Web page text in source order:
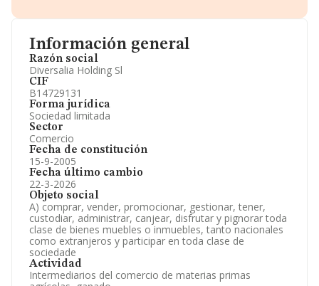
Información general
Razón social
Diversalia Holding Sl
CIF
B14729131
Forma jurídica
Sociedad limitada
Sector
Comercio
Fecha de constitución
15-9-2005
Fecha último cambio
22-3-2026
Objeto social
A) comprar, vender, promocionar, gestionar, tener,
custodiar, administrar, canjear, disfrutar y pignorar toda
clase de bienes muebles o inmuebles, tanto nacionales
como extranjeros y participar en toda clase de
sociedade
Actividad
Intermediarios del comercio de materias primas
Información oficial y registral complementaria.